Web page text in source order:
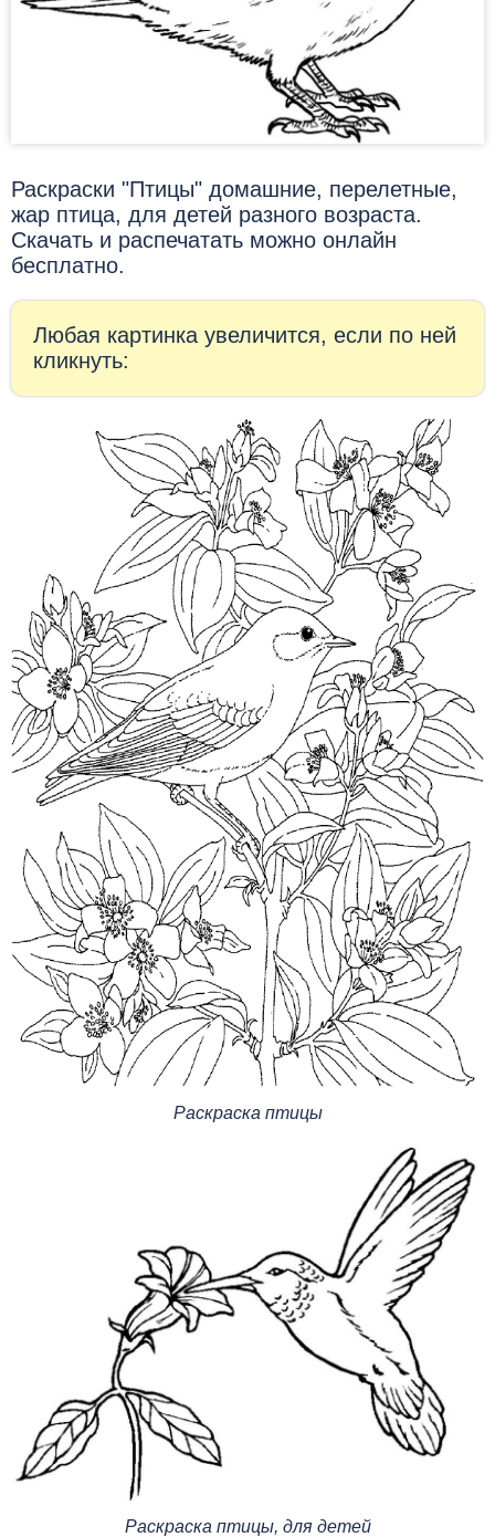
Раскраски "Птицы" домашние, перелетные,
жар птица, для детей разного возраста.
Скачать и распечатать можно онлайн
бесплатно.
Любая картинка увеличится, если по ней
кликнуть:
Раскраска птицы
Раскраска птицы, для детей